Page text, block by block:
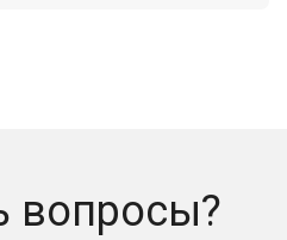
вопросы?